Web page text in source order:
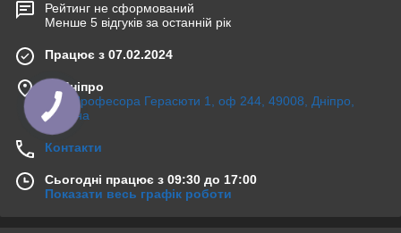
Рейтинг не сформований
Менше 5 відгуків за останній рік
Працює з 07.02.2024
м. Дніпро
вул. Професора Герасюти 1, оф 244, 49008, Дніпро,
Україна
Контакти
Сьогодні працює з 09:30 до 17:00
Показати весь графік роботи